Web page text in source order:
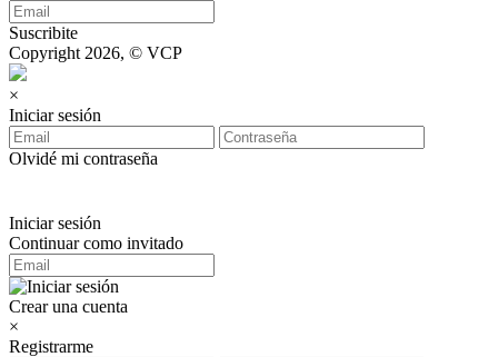
Suscribite
Copyright 2026, © VCP
×
Iniciar sesión
Olvidé mi contraseña
Iniciar sesión
Continuar como invitado
Crear una cuenta
×
Registrarme